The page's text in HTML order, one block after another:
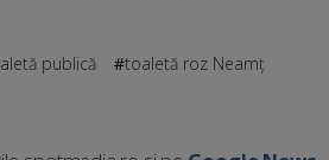
publică
toaletă roz Neamț